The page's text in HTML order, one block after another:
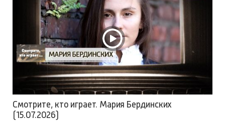
Смотрите, кто играет. Мария Бердинских
(15.07.2026)